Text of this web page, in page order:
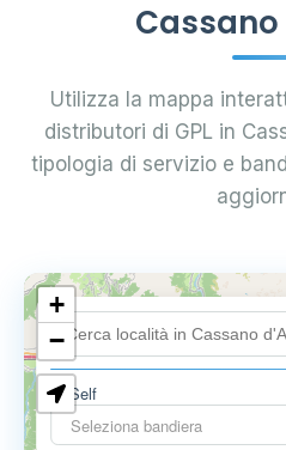
Utilizza la mappa
distributori di GPL in
tipologia di servizio e
Self
Seleziona bandiera
+
−